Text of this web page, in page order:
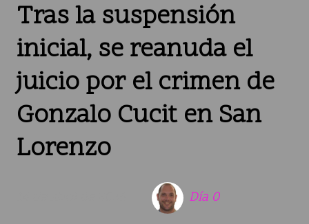
Tras la suspensión
inicial, se reanuda el
juicio por el crimen de
Gonzalo Cucit en San
Lorenzo
Día 0